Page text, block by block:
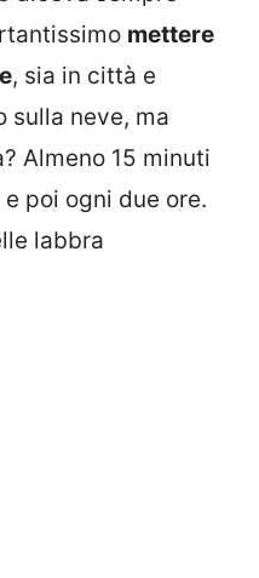
mettere
, sia in città e
sulla neve, ma
Almeno 15 minuti
poi ogni due ore.
labbra